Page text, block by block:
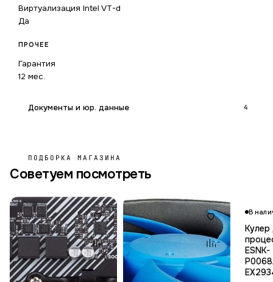
Виртуализация Intel VT-d
Да
ПРОЧЕЕ
Гарантия
12 мес.
Документы и юр. данные 4
ПОДБОРКА МАГАЗИНА
Советуем посмотреть
В
Кулер
ESNK-